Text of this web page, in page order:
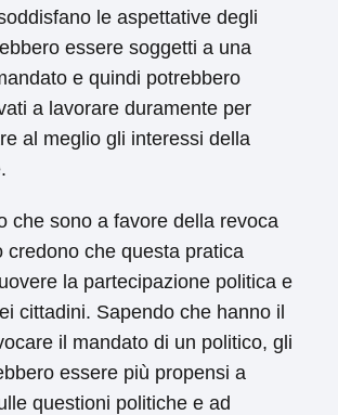
le aspettative degli
essere soggetti a una
e quindi potrebbero
a lavorare duramente per
al meglio gli interessi della
che sono a favore della revoca
credono che questa pratica
la partecipazione politica e
cittadini. Sapendo che hanno il
il mandato di un politico, gli
essere più propensi a
questioni politiche e ad